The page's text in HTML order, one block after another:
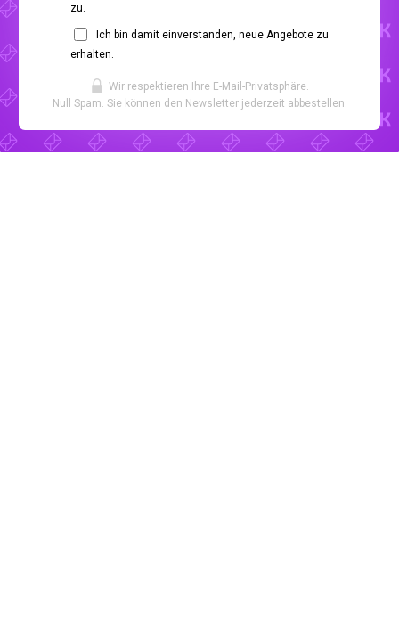
zu.
Ich bin damit einverstanden, neue Angebote zu
erhalten.
Wir respektieren Ihre E-Mail-Privatsphäre.
Null Spam. Sie können den Newsletter jederzeit abbestellen.